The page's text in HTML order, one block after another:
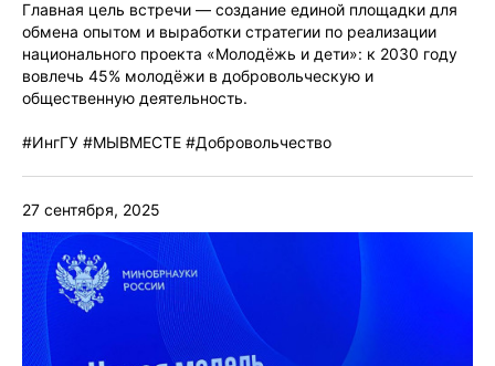
Главная цель встречи — создание единой площадки для
обмена опытом и выработки стратегии по реализации
национального проекта «Молодёжь и дети»: к 2030 году
вовлечь 45% молодёжи в добровольческую и
общественную деятельность.
#ИнгГУ #МЫВМЕСТЕ #Добровольчество
27 сентября, 2025